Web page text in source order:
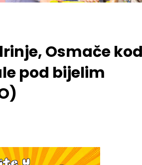
Osmače kod
pod bijelim